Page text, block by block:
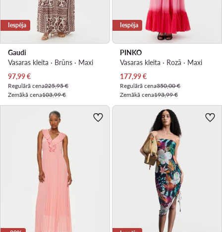
Iespēja
Gaudi
Vasaras kleita · Brūns · Maxi
Pašreizējā cena
97,99€
Regulārā cena225,95 €
Zemākā cena103,99 €
Iespēja
PINKO
Vasaras kleita · Rozā · Maxi
Pašreizējā cena
177,99€
Regulārā cena350,00 €
Zemākā cena193,99 €